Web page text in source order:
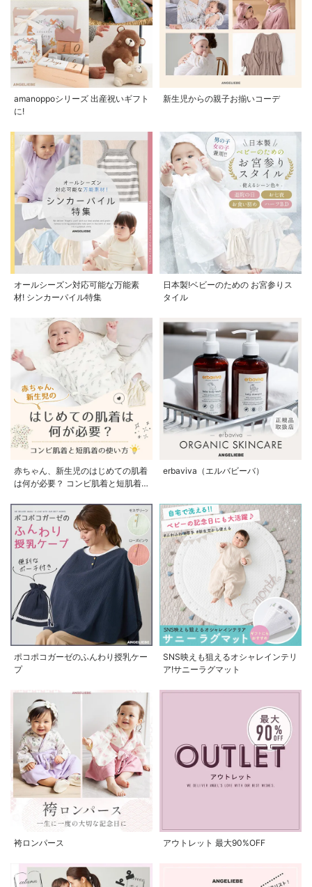
amanoppoシリーズ 出産祝いギフト
に!
新生児からの親子お揃いコーデ
オールシーズン対応可能な万能素
材! シンカーパイル特集
日本製!ベビーのための お宮参りス
タイル
赤ちゃん、新生児のはじめての肌着
は何が必要？ コンビ肌着と短肌着
erbaviva（エルバビーバ）
ポコポコガーゼのふんわり授乳ケー
プ
SNS映えも狙えるオシャレインテリ
ア!サニーラグマット
袴ロンパース アウトレット 最大90%OFF